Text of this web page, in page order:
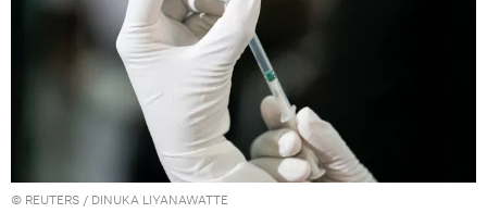
© REUTERS / DINUKA LIYANAWATTE